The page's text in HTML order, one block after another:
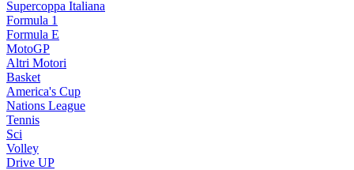
Supercoppa Italiana
Formula 1
Formula E
MotoGP
Altri Motori
Basket
America's Cup
Nations League
Tennis
Sci
Volley
Drive UP